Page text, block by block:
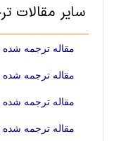
سایر مقالات
مقاله ترجمه شده
مقاله ترجمه شده
مقاله ترجمه
مقاله ترجمه